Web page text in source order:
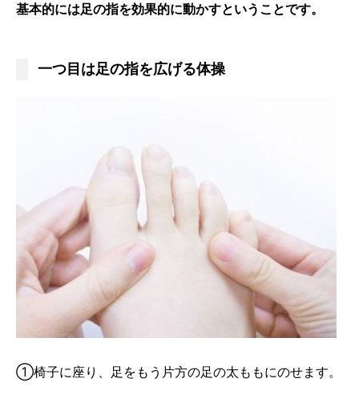
基本的には足の指を効果的に動かすということです。
一つ目は足の指を広げる体操
①椅子に座り、足をもう片方の足の太ももにのせます。